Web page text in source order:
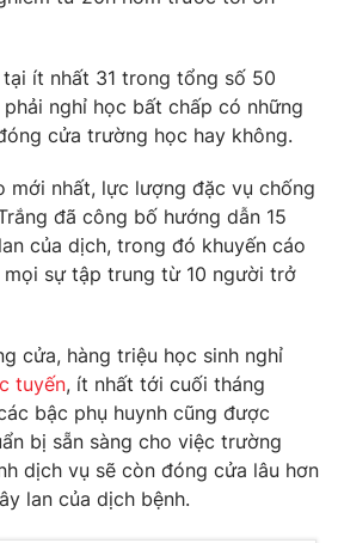
Infographic
Shorts video
VTV Thể thao
Bất động sản
Tấm lòng Việt
Vươn mình bằng AI
VTV8
ít nhất 31 trong tổng số 50
nghỉ học bất chấp có những
cửa trường học hay không.
mới nhất, lực lượng đặc vụ chống
đã công bố hướng dẫn 15
của dịch, trong đó khuyến cáo
sự tập trung từ 10 người trở
cửa, hàng triệu học sinh nghỉ
tuyến, ít nhất tới cuối tháng
bậc phụ huynh cũng được
bị sẵn sàng cho việc trường
dịch vụ sẽ còn đóng cửa lâu hơn
lan của dịch bệnh.